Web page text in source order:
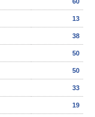
13
38
50
50
33
19